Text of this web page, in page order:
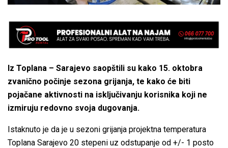
Iz Toplana – Sarajevo saopštili su kako 15. oktobra
zvanično počinje sezona grijanja, te kako će biti
pojačane aktivnosti na isključivanju korisnika koji ne
izmiruju redovno svoja dugovanja.
Istaknuto je da je u sezoni grijanja projektna temperatura
Toplana Sarajevo 20 stepeni uz odstupanje od +/- 1 posto